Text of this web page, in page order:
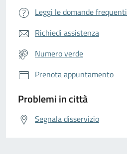
Leggi le domande frequenti
Richiedi assistenza
Numero verde
Prenota appuntamento
Problemi in città
Segnala disservizio